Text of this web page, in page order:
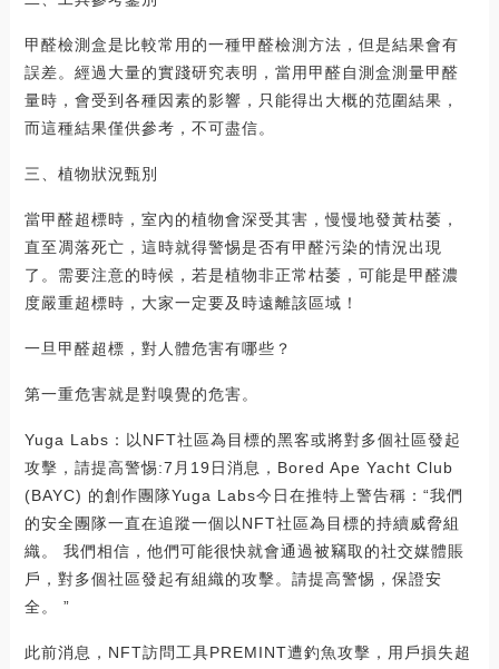
甲醛檢測盒是比較常用的一種甲醛檢測方法，但是結果會有
誤差。經過大量的實踐研究表明，當用甲醛自測盒測量甲醛
量時，會受到各種因素的影響，只能得出大概的范圍結果，
而這種結果僅供參考，不可盡信。
三、植物狀況甄別
當甲醛超標時，室內的植物會深受其害，慢慢地發黃枯萎，
直至凋落死亡，這時就得警惕是否有甲醛污染的情況出現
了。需要注意的時候，若是植物非正常枯萎，可能是甲醛濃
度嚴重超標時，大家一定要及時遠離該區域！
一旦甲醛超標，對人體危害有哪些？
第一重危害就是對嗅覺的危害。
Yuga Labs：以NFT社區為目標的黑客或將對多個社區發起
攻擊，請提高警惕:7月19日消息，Bored Ape Yacht Club
(BAYC) 的創作團隊Yuga Labs今日在推特上警告稱：“我們
的安全團隊一直在追蹤一個以NFT社區為目標的持續威脅組
織。 我們相信，他們可能很快就會通過被竊取的社交媒體賬
戶，對多個社區發起有組織的攻擊。請提高警惕，保證安
全。 ”
此前消息，NFT訪問工具PREMINT遭釣魚攻擊，用戶損失超